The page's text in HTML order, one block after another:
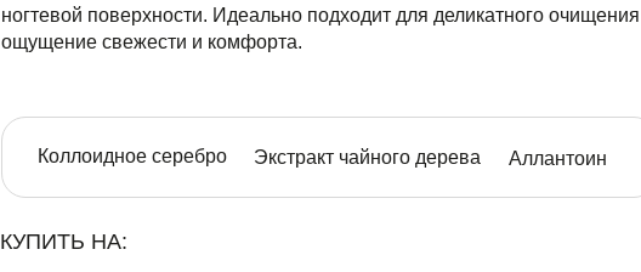
КУПИТЬ НА:
ногтевой поверхности. Идеально подходит для деликатного очищения
ощущение свежести и комфорта.
Коллоидное серебро Аллантоин
Экстракт чайного дерева